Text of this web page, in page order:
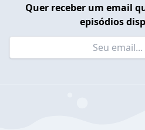
Quer receber um email
episódios